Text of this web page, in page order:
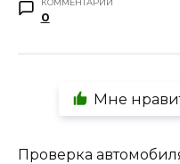
КОММЕНТАРИИ
0
Мне
Проверка